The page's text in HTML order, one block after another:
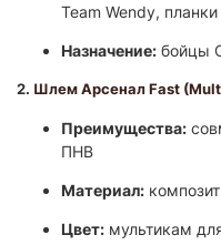
Team Wendy, планки
Назначение: бойцы
2. Шлем Арсенал Fast
Преимущества:
ПНВ
Материал:
Цвет: мультикам